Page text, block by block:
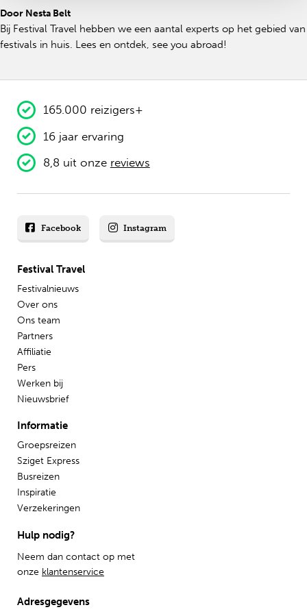
Door Nesta Belt
Bij Festival Travel hebben we een aantal experts op het gebied van
festivals in huis. Lees en ontdek, see you abroad!
165.000 reizigers+
16 jaar ervaring
8,8 uit onze reviews
Festival Travel
Festivalnieuws
Over ons
Ons team
Partners
Affiliatie
Pers
Werken bij
Nieuwsbrief
Informatie
Groepsreizen
Sziget Express
Busreizen
Inspiratie
Verzekeringen
Hulp nodig?
Neem dan contact op met
onze klantenservice
Adresgegevens
Facebook Instagram